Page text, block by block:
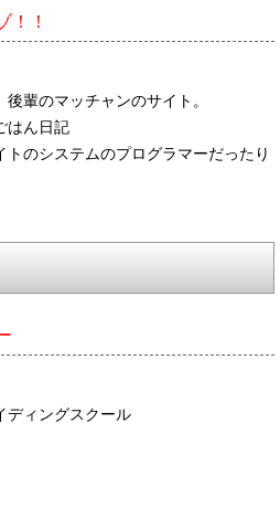
！！
輩のマッチャンのサイト。
はん日記
のシステムのプログラマーだったり
ディングスクール